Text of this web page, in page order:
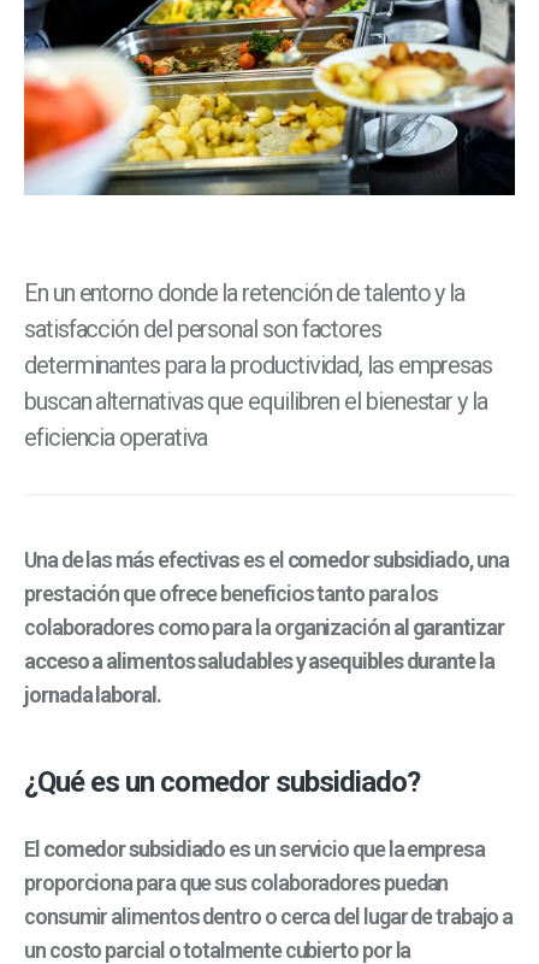
En un entorno donde la retención de talento y la
satisfacción del personal son factores
determinantes para la productividad, las empresas
buscan alternativas que equilibren el bienestar y la
eficiencia operativa
Una de las más efectivas es el comedor subsidiado, una
prestación que ofrece beneficios tanto para los
colaboradores como para la organizaciónal garantizar
acceso a alimentos saludables y asequibles durante la
jornada laboral.
¿Qué es un comedor subsidiado?
Elcomedor subsidiadoes un servicio que la empresa
proporciona para que sus colaboradores puedan
consumir alimentos dentro o cerca del lugar de trabajo a
un costo parcial o totalmente cubierto por la